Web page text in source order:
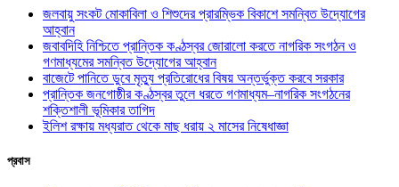
জলবায়ু সংকট মোকাবিলা ও শিশুদের প্রারম্ভিক বিকাশে সমন্বিত উদ্যোগের
আহ্বান
জবাবদিহি নিশ্চিতে প্রান্তিক কণ্ঠস্বর জোরালো করতে নাগরিক সংগঠন ও
গণমাধ্যমের সমন্বিত উদ্যোগের আহ্বান
বাজেটে পানিতে ডুবে মৃত্যু প্রতিরোধের বিষয় অন্তর্ভুক্ত করবে সরকার
প্রান্তিক জনগোষ্ঠীর কণ্ঠস্বর তুলে ধরতে গণমাধ্যম–নাগরিক সংগঠনের
শক্তিশালী ভূমিকার তাগিদ
ইলিশ রক্ষায় মধ্যরাত থেকে মাছ ধরায় ২ মাসের নিষেধাজ্ঞা
প্রবাস